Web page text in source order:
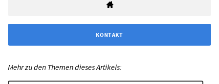
KONTAKT
Mehr zu den Themen dieses Artikels: